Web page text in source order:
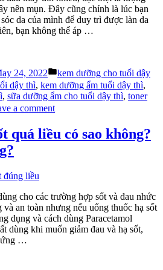
nên mụn. Đây cũng chính là lúc bạn
da của mình để duy trì được làn da
bạn không thể áp …
24, 2022
Posted
in
kem dưỡng cho tuổi dậy
dậy thì, kem dưỡng ẩm tuổi dậy thì,
, sữa dưỡng ẩm cho tuổi dậy thì, toner
a commenton
Dùng
Dậy
Thì?
quá liều có sao không?
cho các trường hợp sốt và đau nhức
an toàn nhưng nếu uống thuốc hạ sốt
dụng và cách dùng Paracetamol
dùng khi muốn giảm đau và hạ sốt,
…